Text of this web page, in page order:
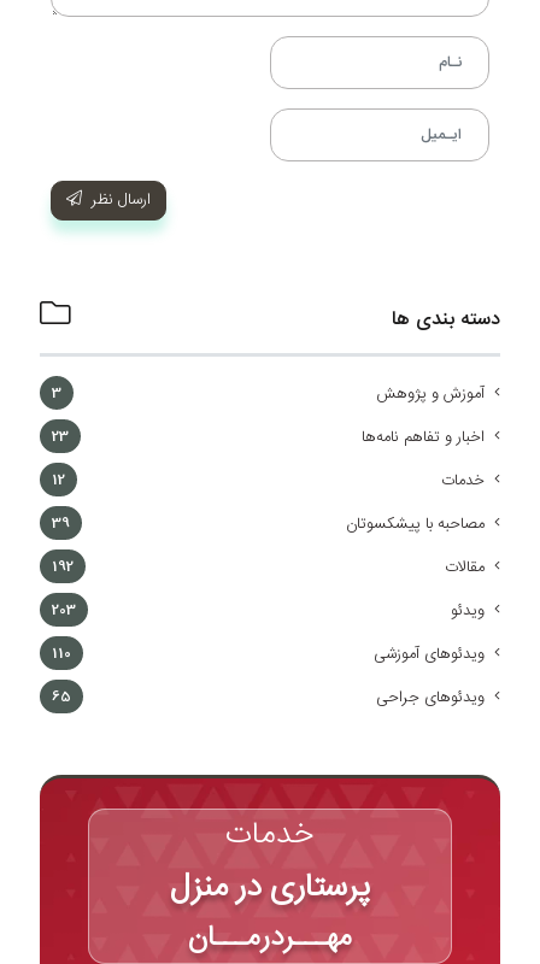
ارسال نظر
دسته بندی ها
آموزش و پژوهش 3
اخبار و تفاهم نامه‌ها 23
خدمات 12
مصاحبه با پیشکسوتان 39
مقالات 192
ویدئو 203
ویدئوهای آموزشی 110
ویدئوهای جراحی 65
خدمات
پرستاری در منزل
مهـــردرمـــان